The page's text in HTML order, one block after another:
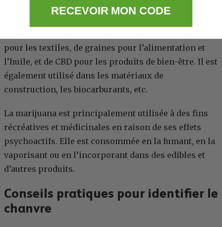
pour les textiles, de graines pour l’alimentation et
l’huile, et de CBD pour les produits de bien-être. Il est
également utilisé dans les matériaux de
construction, les biocarburants, etc.
La marijuana est principalement utilisée à des fins
récréatives et médicinales en raison de ses effets
psychoactifs. Elle est consommée en la fumant, en la
vaporisant ou en l’incorporant dans des edibles et
d’autres produits.
Conseils pratiques pour identifier le
chanvre
RECEVOIR MON CODE